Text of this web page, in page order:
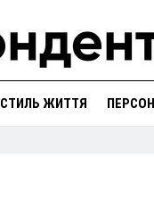
СТИЛЬ ЖИТТЯ